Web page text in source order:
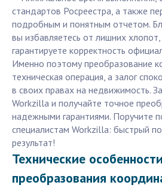
стандартов Росреестра, а также
подробным и понятным отчетом.
вы избавляетесь от лишних
гарантируете корректность
Именно поэтому преобразование
техническая операция, а залог
в своих правах на недвижимость.
Workzilla и получайте точное
надежными гарантиями. Поручите
специалистам Workzilla: быстрый
результат!
Технические особенности
преобразования